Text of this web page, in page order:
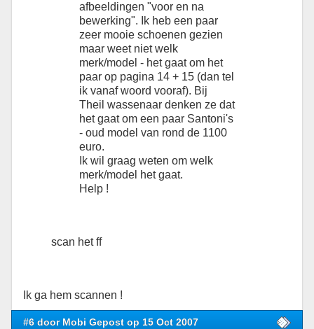
afbeeldingen "voor en na
bewerking". Ik heb een paar
zeer mooie schoenen gezien
maar weet niet welk
merk/model - het gaat om het
paar op pagina 14 + 15 (dan tel
ik vanaf woord vooraf). Bij
Theil wassenaar denken ze dat
het gaat om een paar Santoni's
- oud model van rond de 1100
euro.
Ik wil graag weten om welk
merk/model het gaat.
Help !
scan het ff
Ik ga hem scannen !
#6 door Mobi Gepost op 15 Oct 2007